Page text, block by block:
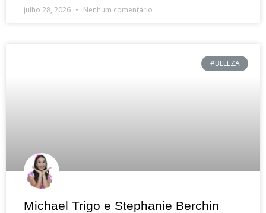
julho 28, 2026 Nenhum comentário
#BELEZA
Michael Trigo e Stephanie Berchin